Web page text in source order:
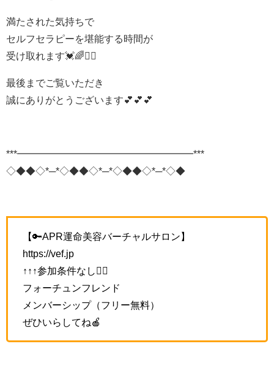
満たされた気持ちで
セルフセラピーを堪能する時間が
受け取れます💓🌈🧘‍♂
最後までご覧いただき
誠にありがとうございます💕💕💕
***━━━━━━━━━━━━━━━━━━***
◇◆◆◇*─*◇◆◆◇*─*◇◆◆◇*─*◇◆
【🔑APR運命美容バーチャルサロン】
https://vef.jp
↑↑↑参加条件なし🙆‍♀️
フォーチュンフレンド
メンバーシップ（フリー無料）
ぜひいらしてね🍎